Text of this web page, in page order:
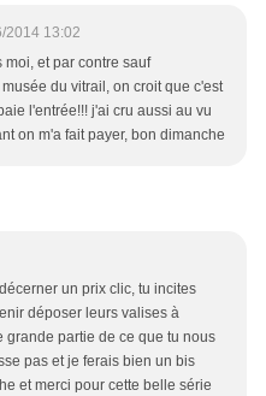
2014 13:02
et par contre sauf
du vitrail, on croit que c'est
l'entrée!!! j'ai cru aussi au vu
on m'a fait payer, bon dimanche
un prix clic, tu incites
déposer leurs valises à
grande partie de ce que tu nous
pas et je ferais bien un bis
et merci pour cette belle série